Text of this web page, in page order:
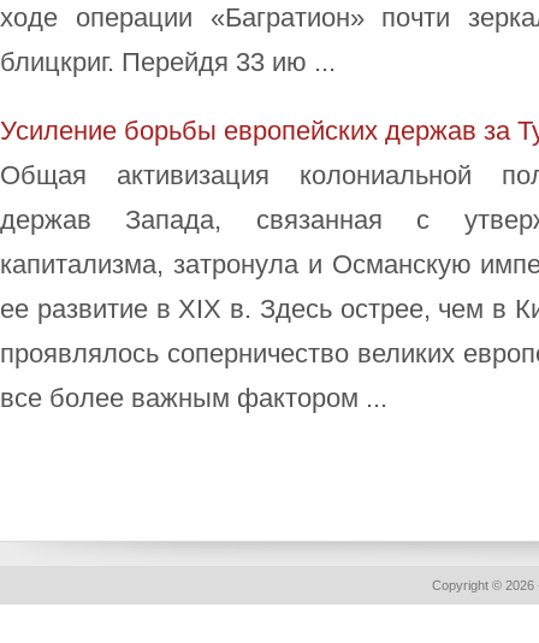
ходе операции «Багратион» почти
блицкриг. Перейдя 33 ию ...
Усиление борьбы европейских держав за
Общая активизация колониальной
держав Запада, связанная с
капитализма, затронула и Османскую
ее развитие в XIX в. Здесь острее, чем в
проявлялось соперничество великих
все более важным фактором ...
Copyright © 2026